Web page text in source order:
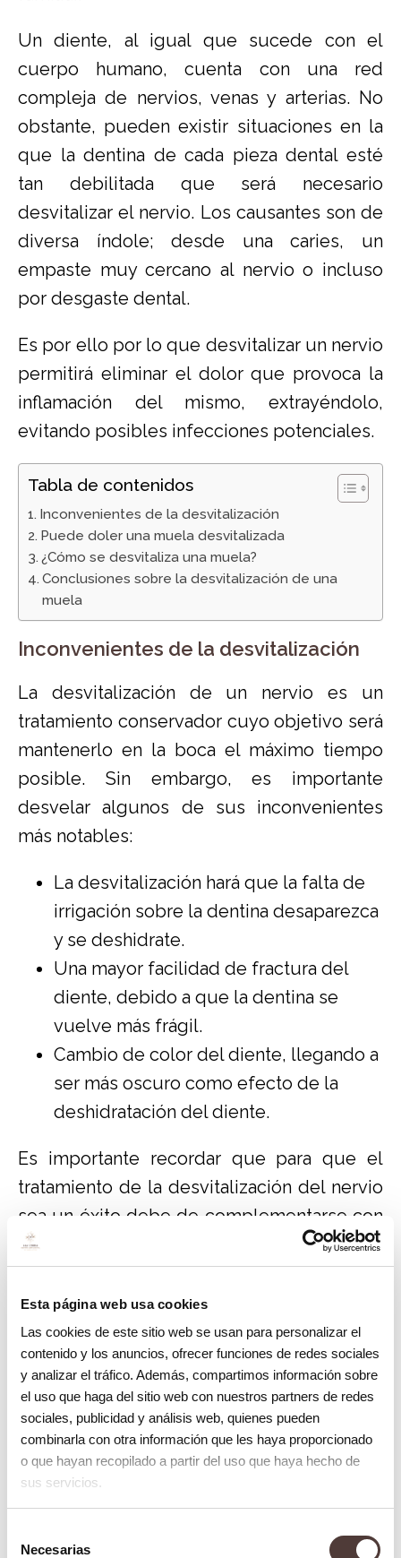
Esta página web usa cookies
Las cookies de este sitio web se usan para personalizar el
contenido y los anuncios, ofrecer funciones de redes sociales
y analizar el tráfico. Además, compartimos información sobre
el uso que haga del sitio web con nuestros partners de redes
sociales, publicidad y análisis web, quienes pueden
combinarla con otra información que les haya proporcionado
o que hayan recopilado a partir del uso que haya hecho de
sus servicios.
Necesarias
Un diente, al igual que sucede con el
cuerpo humano, cuenta con una red
compleja de nervios, venas y arterias. No
obstante, pueden existir situaciones en la
que la dentina de cada pieza dental esté
tan debilitada que será necesario
desvitalizar el nervio. Los causantes son de
diversa índole; desde una caries, un
empaste muy cercano al nervio o incluso
por desgaste dental.
Es por ello por lo que desvitalizar un nervio
permitirá eliminar el dolor que provoca la
inflamación del mismo, extrayéndolo,
evitando posibles infecciones potenciales.
Tabla de contenidos
Inconvenientes de la desvitalización
Puede doler una muela desvitalizada
¿Cómo se desvitaliza una muela?
Conclusiones sobre la desvitalización de una
muela
Inconvenientes de la desvitalización
La desvitalización de un nervio es un
tratamiento conservador cuyo objetivo será
mantenerlo en la boca el máximo tiempo
posible. Sin embargo, es importante
desvelar algunos de sus inconvenientes
más notables:
La desvitalización hará que la falta de
irrigación sobre la dentina desaparezca
y se deshidrate.
Una mayor facilidad de fractura del
diente, debido a que la dentina se
vuelve más frágil.
Cambio de color del diente, llegando a
ser más oscuro como efecto de la
deshidratación del diente.
Es importante recordar que para que el
tratamiento de la desvitalización del nervio
sea un éxito debe de complementarse con
una corona dental para proteger de la
fractura.
Puede doler una muela desvitalizada
Una muela desvitalizada sí puede llegar a
doler. La razón principal es que, aunque
hemos llegado a eliminar el nervio, arteria y
vena del diente, el diente alrededor tiene
hueso y ligamento periodontal que se
pueden inflamar por una infección. En
consecuencia, el diente en cuestión